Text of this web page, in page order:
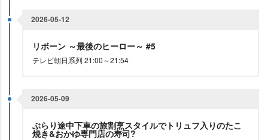
2026-05-12
リボーン ～最後のヒーロー～ #5
テレビ朝日系列 21:00～21:54
2026-05-09
ぶらり途中下車の旅割烹スタイルでトリュフ入りのたこ
焼き&おかゆ専門店の寿司?